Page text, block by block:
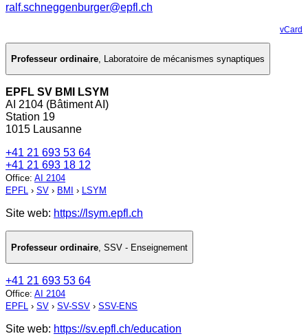
ralf.schneggenburger@epfl.ch
vCard
Professeur ordinaire, Laboratoire de mécanismes synaptiques
EPFL SV BMI LSYM
AI 2104 (Bâtiment AI)
Station 19
1015 Lausanne
+41 21 693 53 64
+41 21 693 18 12
Office: AI 2104
EPFL › SV › BMI › LSYM
Site web: https://lsym.epfl.ch
Professeur ordinaire SSV - Enseignement
+41 21 693 53 64
Office: AI 2104
EPFL › SV › SV-SSV › SSV-ENS
Site web: https://sv.epfl.ch/education